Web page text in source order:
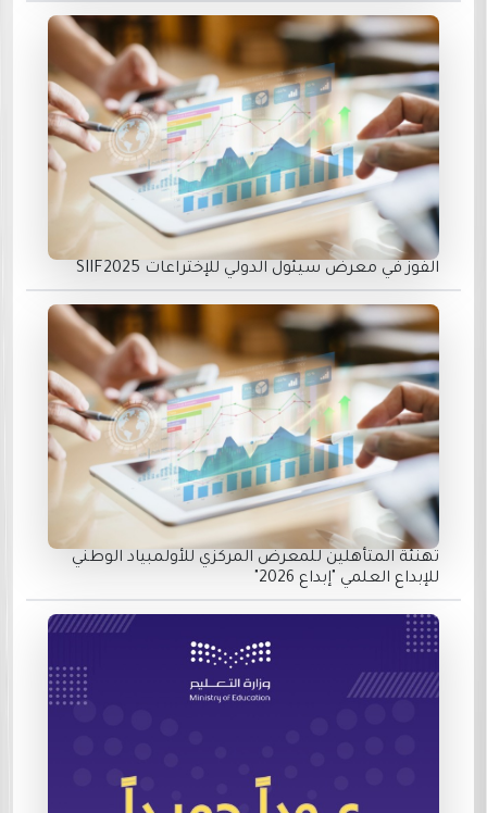
الفوز في معرض سيئول الدولي للإختراعات SIIF2025
تهنئة المتأهلين للمعرض المركزي للأولمبياد الوطني
للإبداع العلمي "إبداع 2026"